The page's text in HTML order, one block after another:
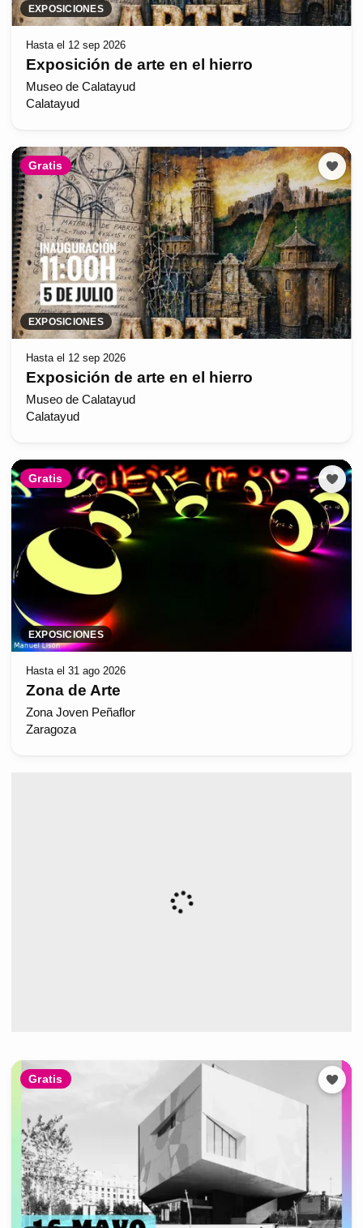
EXPOSICIONES
Hasta el 12 sep 2026
Exposición de arte en el hierro
Museo de Calatayud
Calatayud
Gratis
EXPOSICIONES
Hasta el 12 sep 2026
Exposición de arte en el hierro
Museo de Calatayud
Calatayud
Gratis
EXPOSICIONES
Hasta el 31 ago 2026
Zona de Arte
Zona Joven Peñaflor
Zaragoza
Gratis